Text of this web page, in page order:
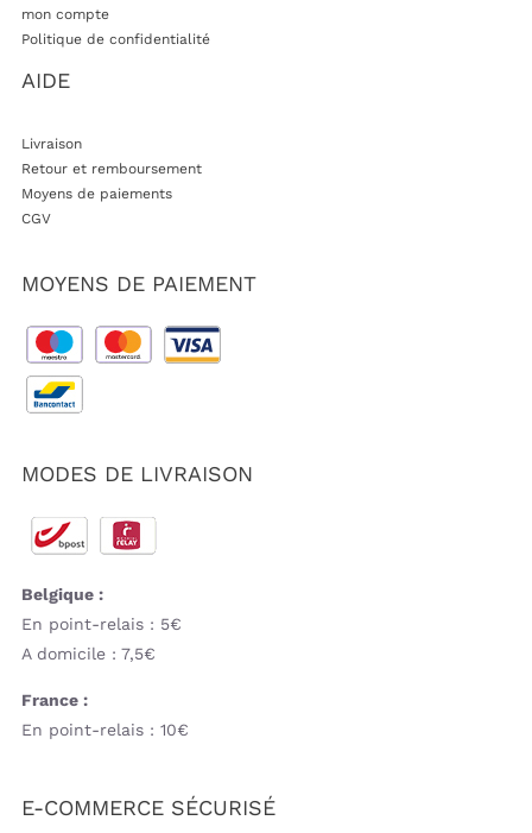
mon compte
Politique de confidentialité
AIDE
Livraison
Retour et remboursement
Moyens de paiements
CGV
MOYENS DE PAIEMENT
MODES DE LIVRAISON
Belgique :
En point-relais : 5€
A domicile : 7,5€
France :
En point-relais : 10€
E-COMMERCE SÉCURISÉ